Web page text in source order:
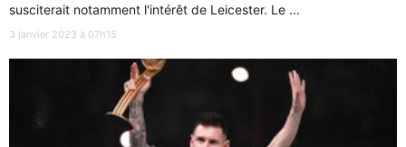
susciterait notamment l'intérêt de Leicester. Le ...
3 janvier 2023 à 07h15